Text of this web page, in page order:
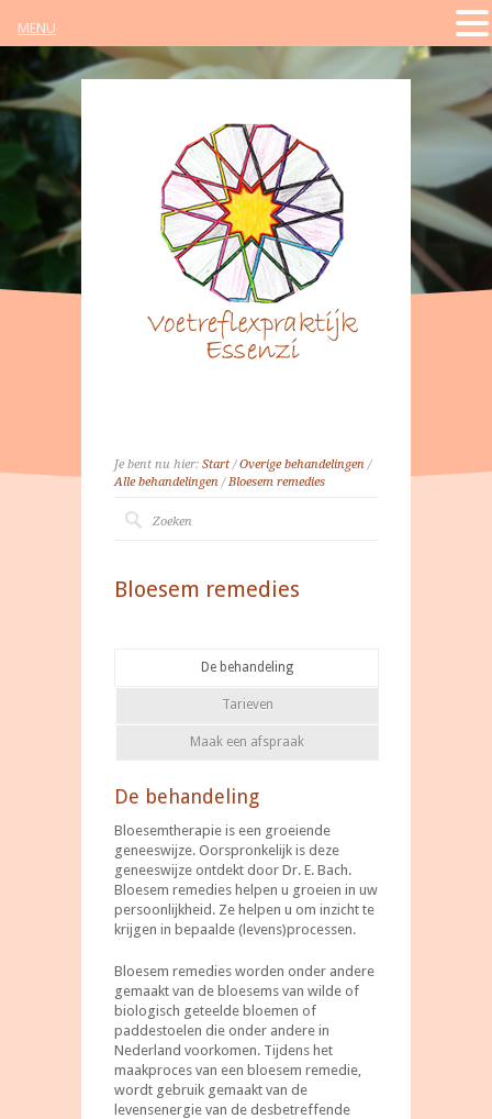
Je bent nu hier: Start /Overige behandelingen /
Alle behandelingen /Bloesem remedies
Bloesem remedies
De behandeling
Tarieven
Maak een afspraak
De behandeling
Bloesemtherapie is een groeiende
geneeswijze. Oorspronkelijk is deze
geneeswijze ontdekt door Dr. E. Bach.
Bloesem remedies helpen u groeien in uw
persoonlijkheid. Ze helpen u om inzicht te
krijgen in bepaalde (levens)processen.
Bloesem remedies worden onder andere
gemaakt van de bloesems van wilde of
biologisch geteelde bloemen of
paddestoelen die onder andere in
Nederland voorkomen. Tijdens het
maakproces van een bloesem remedie,
wordt gebruik gemaakt van de
levensenergie van de desbetreffende
MENU